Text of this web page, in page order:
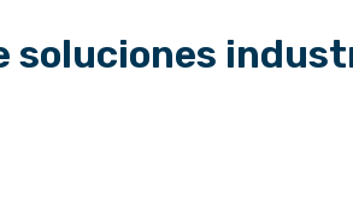
soluciones